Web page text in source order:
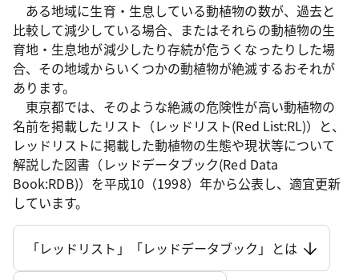
ある地域に生育・生息している動植物の数が、過去と
比較して減少している場合、またはそれらの動植物の生
育地・生息地が減少したり存続が危うくなったりした場
合、その地域からいくつかの動植物が絶滅するおそれが
あります。
東京都では、そのような絶滅の危険性が高い動植物の
名前を掲載したリスト（レッドリスト(Red List:RL)）と、
レッドリストに掲載した動植物の生態や現状等について
解説した図書（レッドデータブック(Red Data
Book:RDB)）を平成10（1998）年から公表し、適宜更新
しています。
「レッドリスト」「レッドデータブック」とは